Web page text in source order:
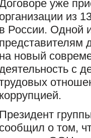
уже
организации из
в России. Одной
представителям
на новый
с
коррупцией.
Президент
сообщил о том,